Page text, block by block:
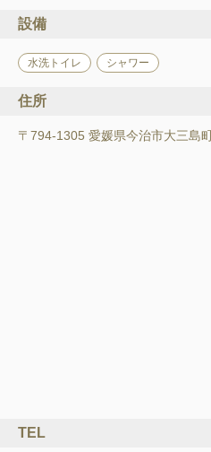
設備
水洗トイレ シャワー
住所
〒794-1305 愛媛県今治市大三島
TEL